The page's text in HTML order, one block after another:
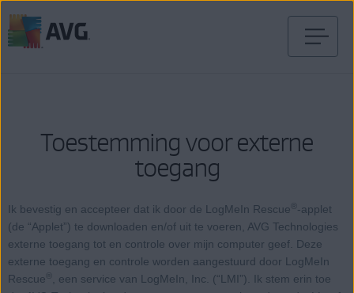
Toestemming voor externe
toegang
Ik bevestig en accepteer dat ik door de LogMeIn Rescue ® -applet
(de “Applet”) te downloaden en/of uit te voeren, AVG Technologies
externe toegang tot en controle over mijn computer geef. Deze
externe toegang en controle worden aangestuurd door LogMeIn
Rescue ®
, een service van LogMeIn, Inc. (“LMI”). Ik stem erin toe